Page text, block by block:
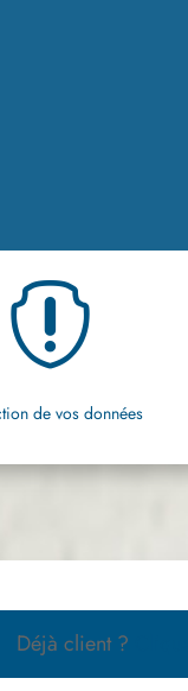

de vos données
Déjà client ?